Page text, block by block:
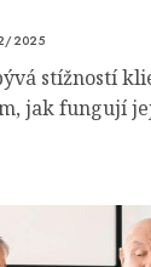
2025
stížností
jak fungují